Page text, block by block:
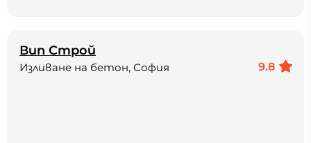
Вип Строй
9.8
Изливане на бетон, София